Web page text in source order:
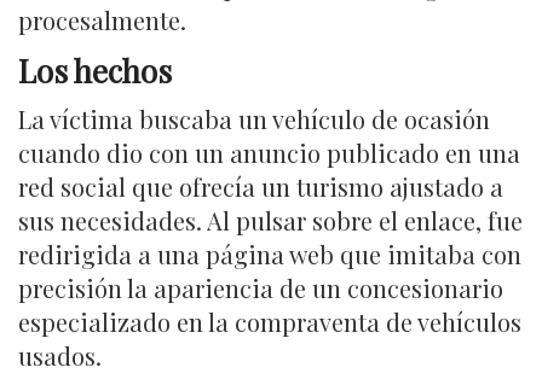
procesalmente.
Los hechos
La víctima buscaba un vehículo de ocasión
cuando dio con un anuncio publicado en una
red social que ofrecía un turismo ajustado a
sus necesidades. Al pulsar sobre el enlace, fue
redirigida a una página web que imitaba con
precisión la apariencia de un concesionario
especializado en la compraventa de vehículos
usados.